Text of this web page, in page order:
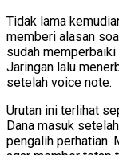
Tidak lama
memberi alasan
sudah memperbaiki
Jaringan lalu
setelah voice note.
Urutan ini terlihat
Dana masuk
pengalih perhatian.